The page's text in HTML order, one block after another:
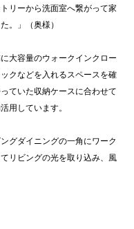
リーから洗面室へ繋がって家
。」（奥様）
大容量のウォークインクロー
クなどを入れるスペースを確
ていた収納ケースに合わせて
用しています。
グダイニングの一角にワーク
リビングの光を取り込み、風